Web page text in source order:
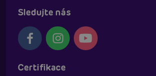
Sledujte nás
Certifikace